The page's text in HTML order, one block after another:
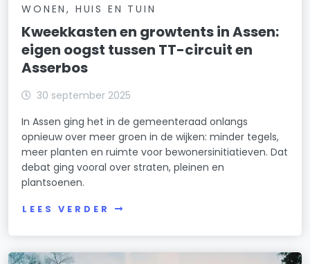
WONEN, HUIS EN TUIN
Kweekkasten en growtents in Assen:
eigen oogst tussen TT-circuit en
Asserbos
30 september 2025
In Assen ging het in de gemeenteraad onlangs
opnieuw over meer groen in de wijken: minder tegels,
meer planten en ruimte voor bewonersinitiatieven. Dat
debat ging vooral over straten, pleinen en
plantsoenen.
LEES VERDER